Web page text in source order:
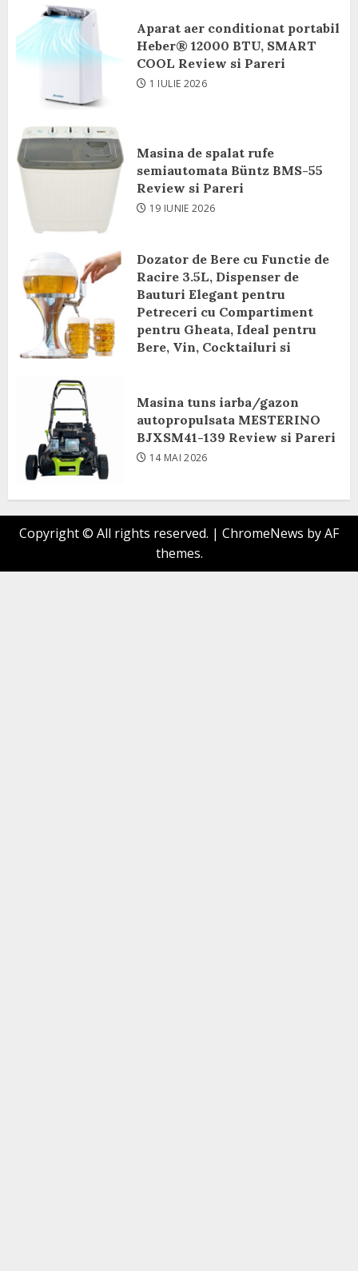
Aparat aer conditionat portabil
Heber® 12000 BTU, SMART
COOL Review si Pareri
1 IULIE 2026
Masina de spalat rufe
semiautomata Büntz BMS-55
Review si Pareri
19 IUNIE 2026
Dozator de Bere cu Functie de
Racire 3.5L, Dispenser de
Bauturi Elegant pentru
Petreceri cu Compartiment
pentru Gheata, Ideal pentru
Bere, Vin, Cocktailuri si
8 IUNIE 2026
Masina tuns iarba/gazon
autopropulsata MESTERINO
BJXSM41-139 Review si Pareri
14 MAI 2026
Copyright © All rights reserved. | ChromeNews by AF
themes.